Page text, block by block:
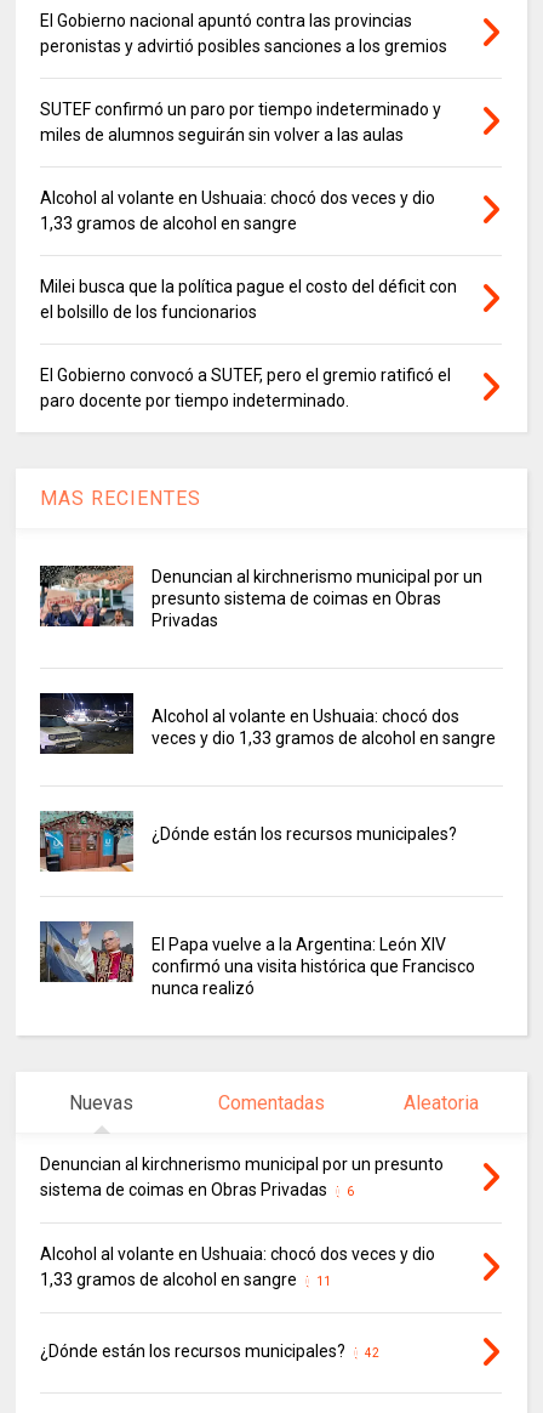
El Gobierno nacional apuntó contra las provincias
peronistas y advirtió posibles sanciones a los gremios
SUTEF confirmó un paro por tiempo indeterminado y
miles de alumnos seguirán sin volver a las aulas
Alcohol al volante en Ushuaia: chocó dos veces y dio
1,33 gramos de alcohol en sangre
Milei busca que la política pague el costo del déficit con
el bolsillo de los funcionarios
El Gobierno convocó a SUTEF, pero el gremio ratificó el
paro docente por tiempo indeterminado.
MAS RECIENTES
Denuncian al kirchnerismo municipal por un
presunto sistema de coimas en Obras
Privadas
Alcohol al volante en Ushuaia: chocó dos
veces y dio 1,33 gramos de alcohol en sangre
¿Dónde están los recursos municipales?
El Papa vuelve a la Argentina: León XIV
confirmó una visita histórica que Francisco
nunca realizó
Nuevas Comentadas Aleatoria
Denuncian al kirchnerismo municipal por un presunto
sistema de coimas en Obras Privadas
6
Alcohol al volante en Ushuaia: chocó dos veces y dio
1,33 gramos de alcohol en sangre
11
¿Dónde están los recursos municipales? 42